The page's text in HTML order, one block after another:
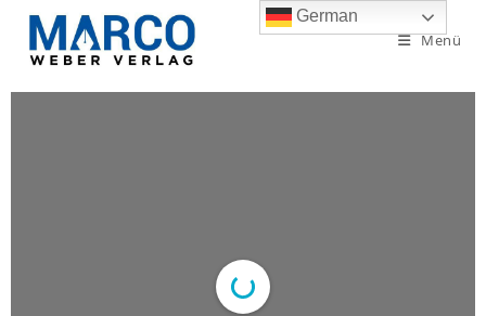
Menü
German